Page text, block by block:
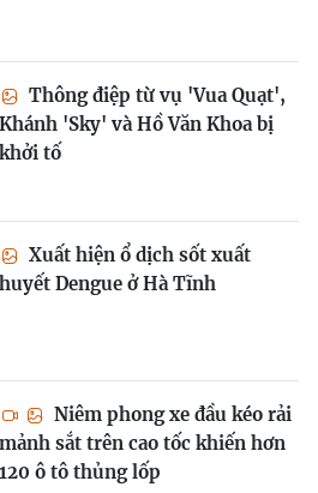
Thông điệp từ vụ 'Vua Quạt',
Khánh 'Sky' và Hồ Văn Khoa bị
khởi tố
Xuất hiện ổ dịch sốt xuất
huyết Dengue ở Hà Tĩnh
Niêm phong xe đầu kéo rải
mảnh sắt trên cao tốc khiến hơn
120 ô tô thủng lốp